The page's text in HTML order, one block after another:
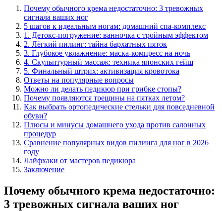
Почему обычного крема недостаточно: 3 тревожных
сигнала ваших ног
5 шагов к идеальным ногам: домашний спа-комплекс
1. Детокс-погружение: ванночка с тройным эффектом
2. Лёгкий пилинг: тайна бархатных пяток
3. Глубокое увлажнение: маска-компресс на ночь
4. Скульптурный массаж: техника японских гейш
5. Финальный штрих: активизация кровотока
Ответы на популярные вопросы
Можно ли делать педикюр при грибке стопы?
Почему появляются трещины на пятках летом?
Как выбрать ортопедические стельки для повседневной
обуви?
Плюсы и минусы домашнего ухода против салонных
процедур
Сравнение популярных видов пилинга для ног в 2026
году
Лайфхаки от мастеров педикюра
Заключение
Почему обычного крема недостаточно:
3 тревожных сигнала ваших ног